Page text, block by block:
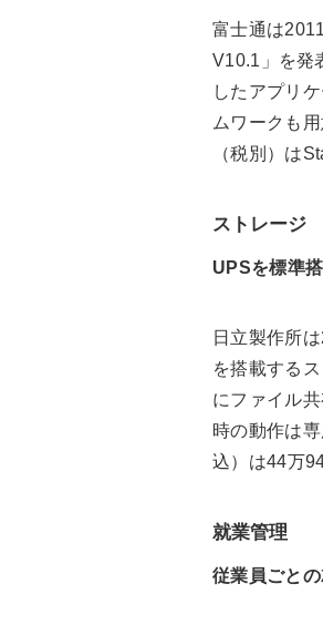
富士通は
V10.1」を発
したアプリ
ムワークも
（税別）は
ストレージ
UPSを標準
日立製作所
を搭載する
にファイル
時の動作は
込）は44万
就業管理
従業員ごと